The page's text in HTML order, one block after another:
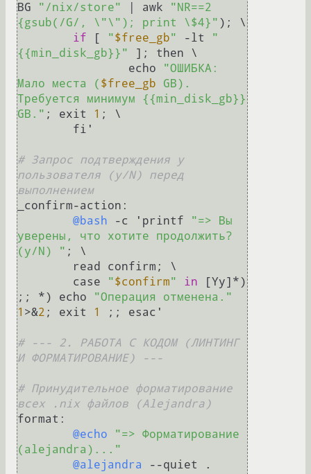
BG
"/nix/store" | awk
"NR==2
{gsub(/G/, \"\"); print \$4}" ); \
if [ "$free_gb" -lt
"
{{min_disk_gb}}"
]; then \
		echo
"ОШИБКА:
Мало места ( $free_gb GB).
Требуется минимум {{min_disk_gb}}
GB." ; exit 1 ; \
# Запрос подтверждения у
пользователя (y/N) перед
выполнением
_confirm-action:
@bash -c 'printf
"=> Вы
уверены, что хотите продолжить?
(y/N) " ; \
	case
"$confirm" in [Yy]*)
;; *) echo
"Операция отменена."
1 >&2 ; exit 1 ;; esac'
# --- 2. РАБОТА С КОДОМ (ЛИНТИНГ
И ФОРМАТИРОВАНИЕ) ---
# Принудительное форматирование
всех .nix файлов (Alejandra)
format:
@echo
"=> Форматирование
(alejandra)..."
@alejandra
--quiet .